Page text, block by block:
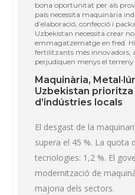
bona oportunitat per als
país necessita maquinària
d’elaboració, confecció i
Uzbekistan necessita crear
emmagatzematge en fred.
fertilitzants més innovadors,
perjudiquen menys el terreny.
Maquinària,
Uzbekistan
d’indústries locals
El desgast de la
supera el 45 %. La quota
tecnologies: 1,2 %. El
modernització de
majoria dels sectors.